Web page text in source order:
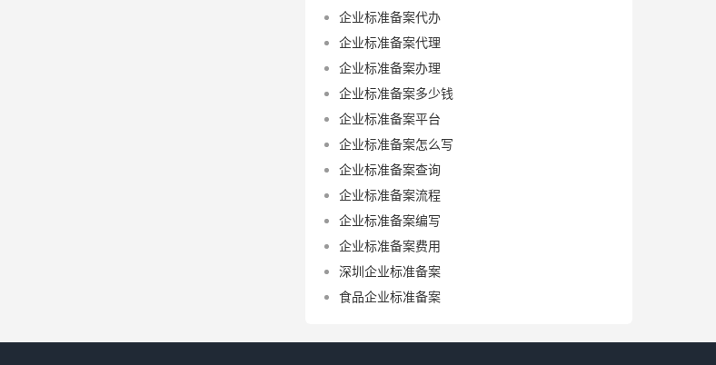
企业标准备案代办
企业标准备案代理
企业标准备案办理
企业标准备案多少钱
企业标准备案平台
企业标准备案怎么写
企业标准备案查询
企业标准备案流程
企业标准备案编写
企业标准备案费用
深圳企业标准备案
食品企业标准备案